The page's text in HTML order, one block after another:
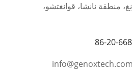
منطقة نانشا، قوانغتشو،
info@genoxtech.com